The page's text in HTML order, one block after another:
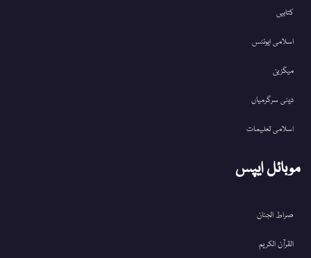
کتابیں
اسلامی ایونٹس
میگزین
دینی سرگرمیاں
اسلامی تعلیمات
موبائل ایپس
صراط الجنان
القرآن الکریم